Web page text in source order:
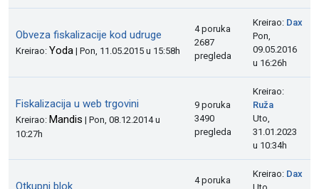
Obveza fiskalizacije kod udruge
Kreirao: Yoda | Pon, 11.05.2015 u 15:58h
4 poruka
2687
pregleda
Kreirao: Dax
Pon,
09.05.2016
u 16:26h
Fiskalizacija u web trgovini
Kreirao: Mandis | Pon, 08.12.2014 u
10:27h
9 poruka
3490
pregleda
Kreirao:
Ruža
Uto,
31.01.2023
u 10:34h
Otkupni blok
4 poruka
Kreirao: Dax